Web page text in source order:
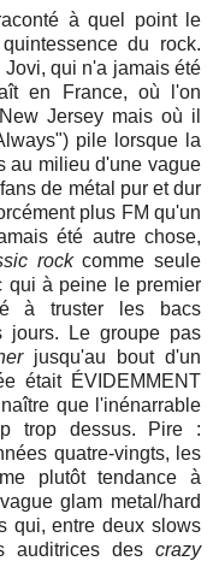
à quel point le
du rock.
qui n'a jamais été
en France, où l'on
Jersey mais où il
pile lorsque la
au milieu d'une vague
de métal pur et dur
plus FM qu'un
été autre chose,
rockcomme seule
qui à peine le premier
à truster les bacs
Le groupe pas
jusqu'au bout d'un
était ÉVIDEMMENT
que l'inénarrable
trop dessus. Pire :
quatre-vingts, les
plutôt tendance à
glam metal/hard
qui, entre deux slows
auditrices des crazy